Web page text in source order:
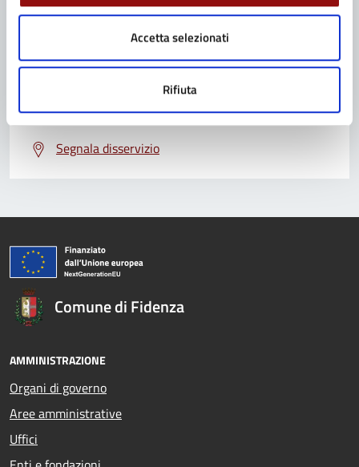
Accetta selezionati
Rifiuta
Leggi le domande frequenti
Richiedi assistenza
Problemi in città
Segnala disservizio
Comune di Fidenza
AMMINISTRAZIONE
Organi di governo
Aree amministrative
Uffici